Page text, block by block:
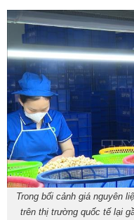
Trong bối cảnh giá nguyên
trên thị trường quốc tế lại